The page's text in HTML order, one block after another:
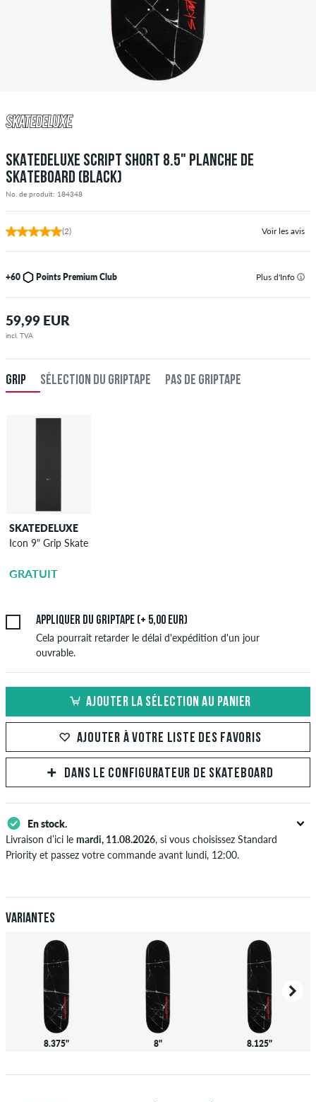
SKATEDELUXE SCRIPT SHORT 8.5" PLANCHE DE
SKATEBOARD (BLACK)
No. de produit: 184348
(2) Voir les avis
+60 Points Premium Club Plus d'Info
59,99 EUR
incl. TVA
GRIP SÉLECTION DU GRIPTAPE PAS DE GRIPTAPE
SKATEDELUXE
Icon 9" Grip Skate
GRATUIT
Appliquer du griptape (+ 5,00 EUR)
Cela pourrait retarder le délai d'expédition d'un jour
ouvrable.
AJOUTER LA SÉLECTION AU PANIER
AJOUTER À VOTRE LISTE DES FAVORIS
DANS LE CONFIGURATEUR DE SKATEBOARD
En stock.
Livraison d’ici le mardi, 11.08.2026, si vous choisissez Standard
Priority et passez votre commande avant lundi, 12:00.
Paiement.
Variantes
8.375" 8" 8.125"